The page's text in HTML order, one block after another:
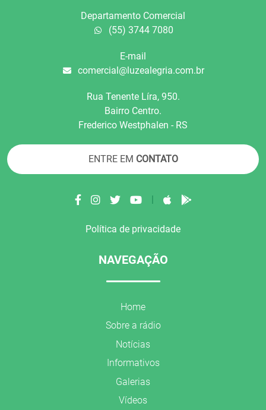
Departamento Comercial
(55) 3744 7080
E-mail
comercial@luzealegria.com.br
Rua Tenente Líra, 950.
Bairro Centro.
Frederico Westphalen - RS
ENTRE EM CONTATO
Política de privacidade
NAVEGAÇÃO
Home
Sobre a rádio
Notícias
Informativos
Galerias
Vídeos